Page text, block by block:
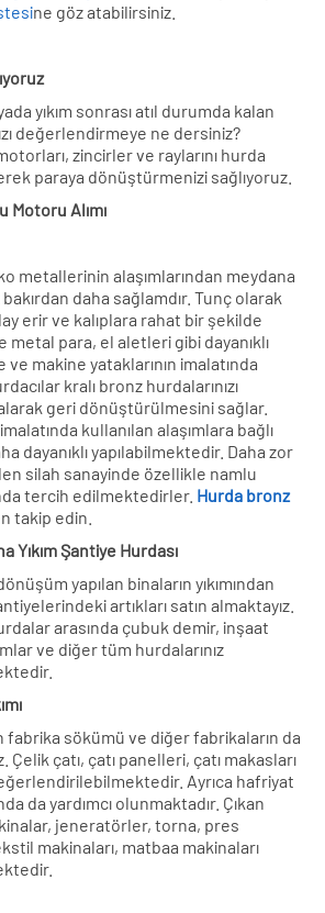
ne göz atabilirsiniz.
yıkım sonrası atıl durumda kalan
değerlendirmeye ne dersiniz?
zincirler ve raylarını hurda
paraya dönüştürmenizi sağlıyoruz.
Motoru Alımı
metallerinin alaşımlarından meydana
daha sağlamdır. Tunç olarak
erir ve kalıplara rahat bir şekilde
para, el aletleri gibi dayanıklı
makine yataklarının imalatında
kralı bronz hurdalarınızı
geri dönüştürülmesini sağlar.
kullanılan alaşımlara bağlı
dayanıklı yapılabilmektedir. Daha zor
silah sanayinde özellikle namlu
tercih edilmektedirler. Hurda bronz
takip edin.
Yıkım Şantiye Hurdası
yapılan binaların yıkımından
artıkları satın almaktayız.
arasında çubuk demir, inşaat
ve diğer tüm hurdalarınız
sökümü ve diğer fabrikaların da
Çelik çatı, çatı panelleri, çatı makasları
Ayrıca hafriyat
da yardımcı olunmaktadır. Çıkan
jeneratörler, torna, pres
makinaları, matbaa makinaları